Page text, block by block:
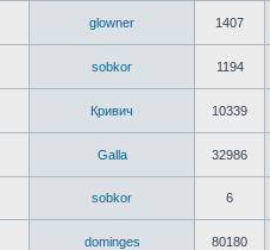
glowner 1407
sobkor 1194
Кривич 10339
Galla 32986
sobkor 6
dominges 80180